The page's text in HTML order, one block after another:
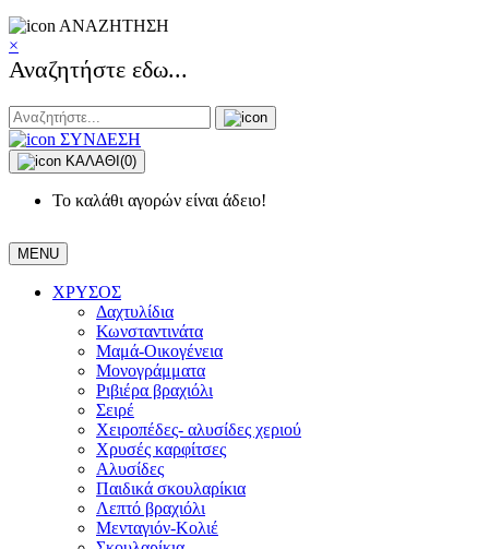
ΑΝΑΖΗΤΗΣΗ
×
Αναζητήστε εδω...
ΣΥΝΔΕΣΗ
ΚΑΛΑΘΙ (0)
Το καλάθι αγορών είναι άδειο!
MENU
ΧΡΥΣΟΣ
Δαχτυλίδια
Κωνσταντινάτα
Μαμά-Οικογένεια
Μονογράμματα
Ριβιέρα βραχιόλι
Σειρέ
Χειροπέδες- αλυσίδες χεριού
Χρυσές καρφίτσες
Αλυσίδες
Παιδικά σκουλαρίκια
Λεπτό βραχιόλι
Μενταγιόν-Κολιέ